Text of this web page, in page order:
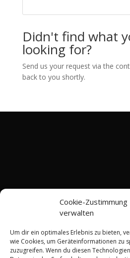
Cookie-Zustimmung
verwalten
Um dir ein optimales Erlebnis zu bieten,
wie Cookies, um Geräteinformationen zu
zuzugreifen. Wenn du diesen
Didn't find what
looking for?
Send us your request via the
back to you shortly.